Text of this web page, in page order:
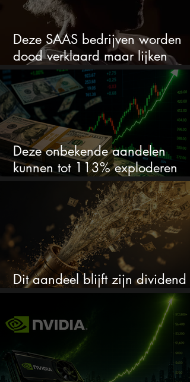
Deze SAAS bedrijven worden
dood verklaard maar lijken
springlevend
Deze onbekende aandelen
kunnen tot 113% exploderen
(één springt eruit)
Dit aandeel blijft zijn dividend
verhogen, wat er ook gebeurt